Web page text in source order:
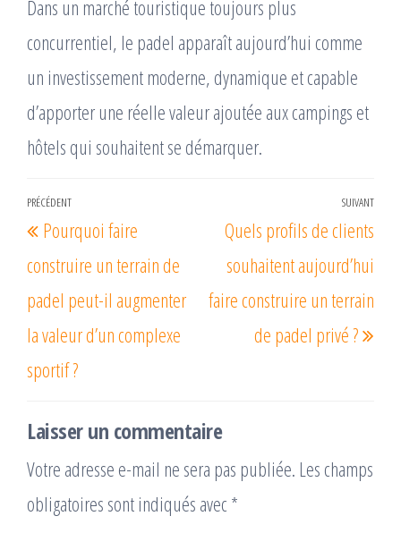
Dans un marché touristique toujours plus
concurrentiel, le padel apparaît aujourd’hui comme
un investissement moderne, dynamique et capable
d’apporter une réelle valeur ajoutée aux campings et
hôtels qui souhaitent se démarquer.
Navigation
de
l’article
Article
précédent
PRÉCÉDENT
Pourquoi faire
construire un terrain de
padel peut-il augmenter
la valeur d’un complexe
sportif ?
SUIVANT
Quels profils de clients
souhaitent aujourd’hui
faire construire un terrain
de padel privé ?
Laisser un commentaire
Votre adresse e-mail ne sera pas publiée. Les champs
obligatoires sont indiqués avec *